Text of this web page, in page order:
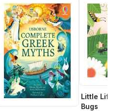
Little Lift and
Bugs